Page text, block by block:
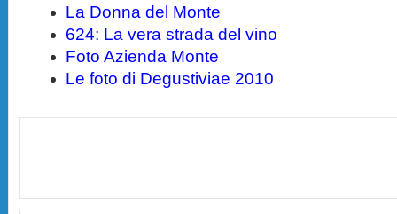
La Donna del Monte
624: La vera strada del vino
Foto Azienda Monte
Le foto di Degustiviae 2010